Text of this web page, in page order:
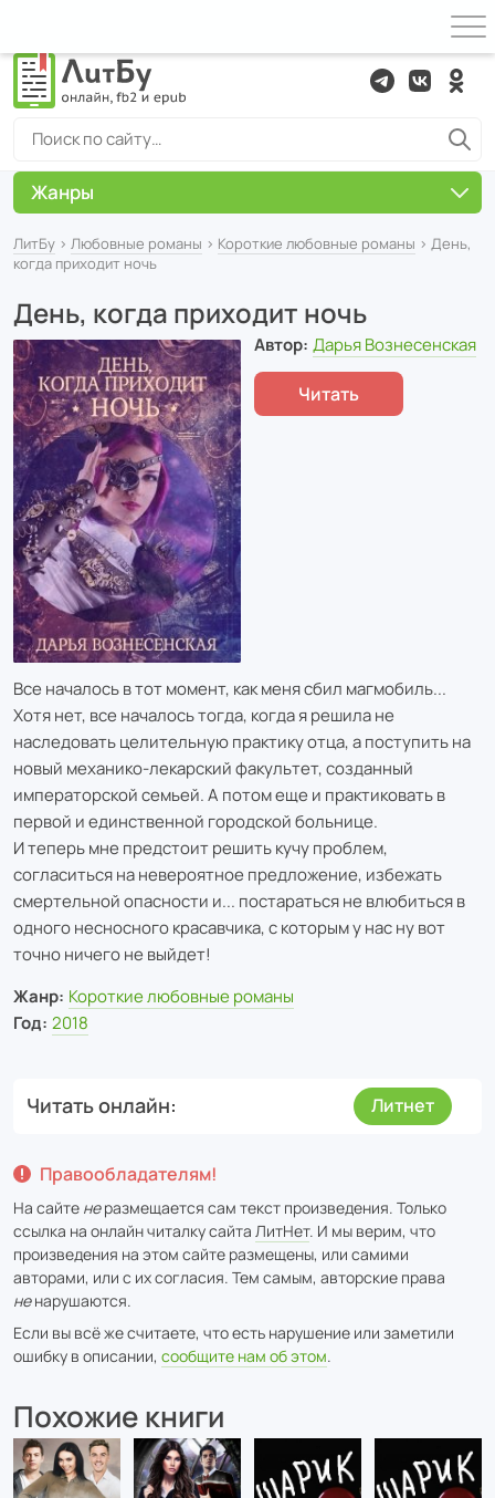
ЛитБу › Любовные романы › Короткие любовные романы › День,
когда приходит ночь
День, когда приходит ночь
Автор: Дарья Вознесенская
Читать
Все началось в тот момент, как меня сбил магмобиль...
Хотя нет, все началось тогда, когда я решила не
наследовать целительную практику отца, а поступить на
новый механико-лекарский факультет, созданный
императорской семьей. А потом еще и практиковать в
первой и единственной городской больнице.
И теперь мне предстоит решить кучу проблем,
согласиться на невероятное предложение, избежать
смертельной опасности и... постараться не влюбиться в
одного несносного красавчика, с которым у нас ну вот
точно ничего не выйдет!
Жанр: Короткие любовные романы
Год: 2018
Читать онлайн Литнет
Правообладателям!
На сайте неразмещается сам текст произведения. Только
ссылка на онлайн читалку сайта ЛитНет. И мы верим, что
произведения на этом сайте размещены, или самими
авторами, или с их согласия. Тем самым, авторские права
ненарушаются.
Если вы всё же считаете, что есть нарушение или заметили
ошибку в описании, сообщите нам об этом.
Похожие книги
Жанры